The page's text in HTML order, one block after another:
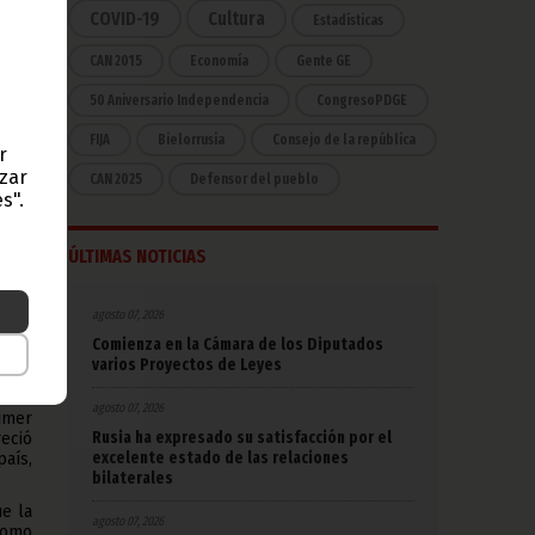
en
la
un
la
la
COVID-19 Cultura Estadísticas
CAN 2015 Economía Gente GE
50 Aniversario Independencia CongresoPDGE
FIJA Bielorrusia Consejo de la república
CAN 2025 Defensor del pueblo
ÚLTIMAS NOTICIAS
agosto 07, 2026
Comienza en la Cámara de los Diputados
varios Proyectos de Leyes
agosto 07, 2026
Rusia ha expresado su satisfacción por el
excelente estado de las relaciones
bilaterales
agosto 07, 2026